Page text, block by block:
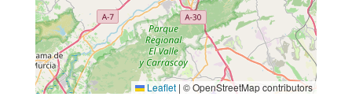
Leaflet | © OpenStreetMap contributors